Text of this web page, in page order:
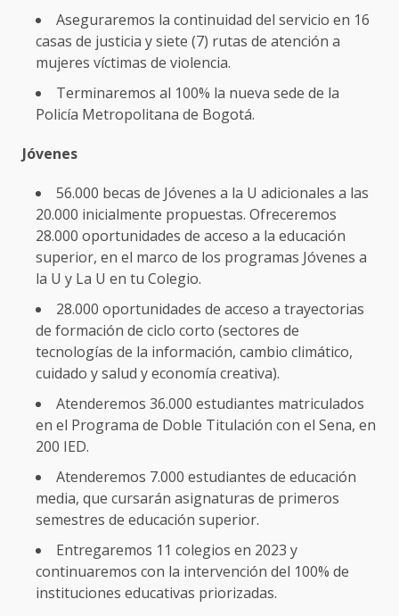
Aseguraremos la continuidad del servicio en 16
casas de justicia y siete (7) rutas de atención a
mujeres víctimas de violencia.
Terminaremos al 100% la nueva sede de la
Policía Metropolitana de Bogotá.
Jóvenes
56.000 becas de Jóvenes a la U adicionales a las
20.000 inicialmente propuestas. Ofreceremos
28.000 oportunidades de acceso a la educación
superior, en el marco de los programas Jóvenes a
la U y La U en tu Colegio.
28.000 oportunidades de acceso a trayectorias
de formación de ciclo corto (sectores de
tecnologías de la información, cambio climático,
cuidado y salud y economía creativa).
Atenderemos 36.000 estudiantes matriculados
en el Programa de Doble Titulación con el Sena, en
200 IED.
Atenderemos 7.000 estudiantes de educación
media, que cursarán asignaturas de primeros
semestres de educación superior.
Entregaremos 11 colegios en 2023 y
continuaremos con la intervención del 100% de
instituciones educativas priorizadas.